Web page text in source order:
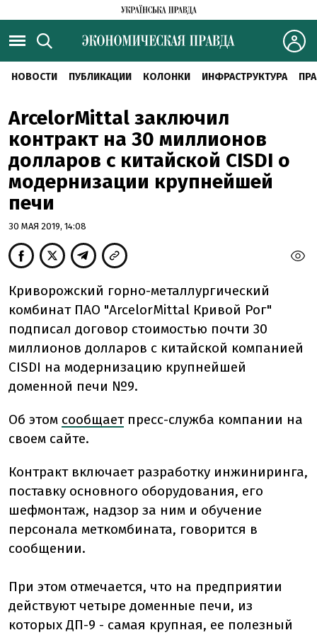
НОВОСТИ ПУБЛИКАЦИИ КОЛОНКИ ИНФРАСТРУКТУРА
ArcelorMittal заключил
контракт на 30 миллионов
долларов с китайской CISDI о
модернизации крупнейшей
печи
30 МАЯ 2019, 14:08
Криворожский горно-металлургический
комбинат ПАО "ArcelorMittal Кривой Рог"
подписал договор стоимостью почти 30
миллионов долларов с китайской компанией
CISDI на модернизацию крупнейшей
доменной печи №9.
Об этом сообщаетпресс-служба компании на
своем сайте.
Контракт включает разработку инжиниринга,
поставку основного оборудования, его
шефмонтаж, надзор за ним и обучение
персонала меткомбината, говорится в
сообщении.
При этом отмечается, что на предприятии
действуют четыре доменные печи, из
которых ДП-9 - самая крупная, ее полезный